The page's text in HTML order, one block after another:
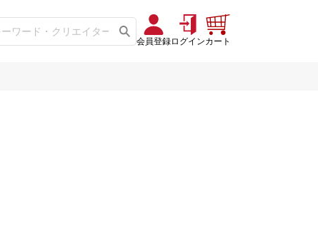
会員登録ログインカート